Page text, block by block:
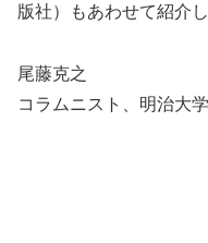
版社）もあわせて紹介し
尾藤克之
コラムニスト、明治大